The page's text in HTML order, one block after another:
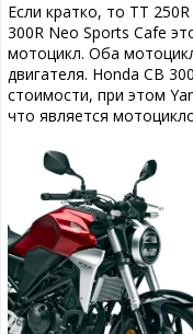
Если кратко, то TT
300R Neo Sports Cafe
мотоцикл. Оба
двигателя. Honda CB
стоимости, при этом
что является